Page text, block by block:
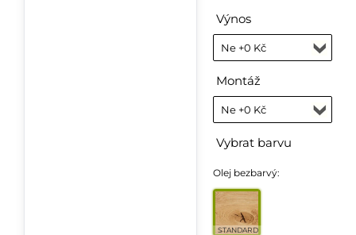
Výnos
Montáž
Vybrat barvu
Olej bezbarvý:
STANDARD